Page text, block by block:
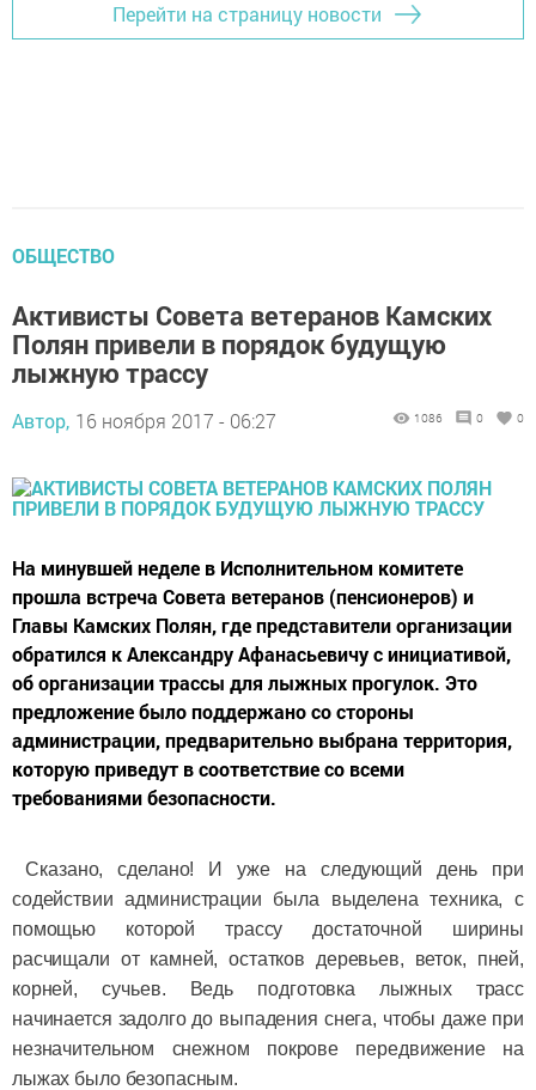
Перейти на страницу новости
ОБЩЕСТВО
Активисты Совета ветеранов Камских
Полян привели в порядок будущую
лыжную трассу
Автор, 16 ноября 2017 - 06:27 1086 0 0
На минувшей неделе в Исполнительном комитете
прошла встреча Совета ветеранов (пенсионеров) и
Главы Камских Полян, где представители организации
обратился к Александру Афанасьевичу с инициативой,
об организации трассы для лыжных прогулок. Это
предложение было поддержано со стороны
администрации, предварительно выбрана территория,
которую приведут в соответствие со всеми
требованиями безопасности.
Сказано, сделано! И уже на следующий день при
содействии администрации была выделена техника, с
помощью которой трассу достаточной ширины
расчищали от камней, остатков деревьев, веток, пней,
корней, сучьев. Ведь подготовка лыжных трасс
начинается задолго до выпадения снега, чтобы даже при
незначительном снежном покрове передвижение на
лыжах было безопасным.